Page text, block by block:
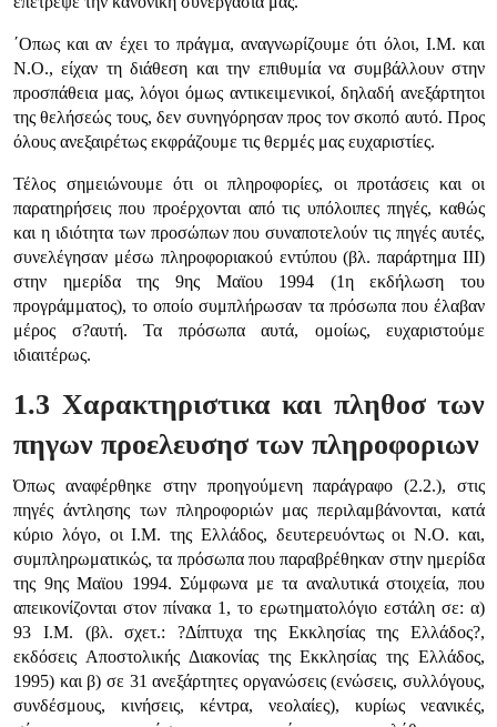
΄Οπως και αν έχει το πράγμα, αναγνωρίζουμε ότι όλοι, Ι.Μ. και
Ν.Ο., είχαν τη διάθεση και την επιθυμία να συμβάλλουν στην
προσπάθεια μας, λόγοι όμως αντικειμενικοί, δηλαδή ανεξάρτητοι
της θελήσεώς τους, δεν συνηγόρησαν προς τον σκοπό αυτό. Προς
όλους ανεξαιρέτως εκφράζουμε τις θερμές μας ευχαριστίες.
Τέλος σημειώνουμε ότι οι πληροφορίες, οι προτάσεις και οι
παρατηρήσεις που προέρχονται από τις υπόλοιπες πηγές, καθώς
και η ιδιότητα των προσώπων που συναποτελούν τις πηγές αυτές,
συνελέγησαν μέσω πληροφοριακού εντύπου (βλ. παράρτημα ΙΙΙ)
στην ημερίδα της 9ης Μαϊου 1994 (1η εκδήλωση του
προγράμματος), το οποίο συμπλήρωσαν τα πρόσωπα που έλαβαν
μέρος σ?αυτή. Τα πρόσωπα αυτά, ομοίως, ευχαριστούμε
ιδιαιτέρως.
1.3 Χαρακτηριστικα και πληθοσ των
πηγων προελευσησ των πληροφοριων
Όπως αναφέρθηκε στην προηγούμενη παράγραφο (2.2.), στις
πηγές άντλησης των πληροφοριών μας περιλαμβάνονται, κατά
κύριο λόγο, οι Ι.Μ. της Ελλάδος, δευτερευόντως οι Ν.Ο. και,
συμπληρωματικώς, τα πρόσωπα που παραβρέθηκαν στην ημερίδα
της 9ης Μαϊου 1994. Σύμφωνα με τα αναλυτικά στοιχεία, που
απεικονίζονται στον πίνακα 1, το ερωτηματολόγιο εστάλη σε: α)
93 Ι.Μ. (βλ. σχετ.: ?Δίπτυχα της Εκκλησίας της Ελλάδος?,
εκδόσεις Αποστολικής Διακονίας της Εκκλησίας της Ελλάδος,
1995) και β) σε 31 ανεξάρτητες οργανώσεις (ενώσεις, συλλόγους,
συνδέσμους, κινήσεις, κέντρα, νεολαίες), κυρίως νεανικές,